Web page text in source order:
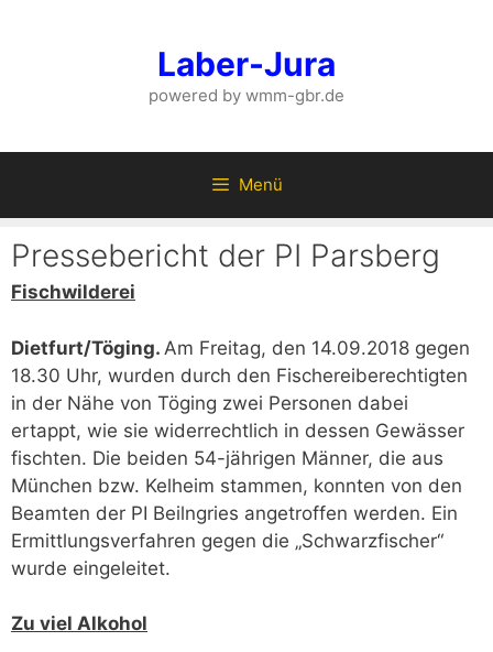
Laber-Jura
powered by wmm-gbr.de
Menü
Pressebericht der PI Parsberg
Fischwilderei
Dietfurt/Töging. Am Freitag, den 14.09.2018 gegen
18.30 Uhr, wurden durch den Fischereiberechtigten
in der Nähe von Töging zwei Personen dabei
ertappt, wie sie widerrechtlich in dessen Gewässer
fischten. Die beiden 54-jährigen Männer, die aus
München bzw. Kelheim stammen, konnten von den
Beamten der PI Beilngries angetroffen werden. Ein
Ermittlungsverfahren gegen die „Schwarzfischer“
wurde eingeleitet.
Zu viel Alkohol